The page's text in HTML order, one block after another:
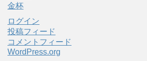
金杯
ログイン
投稿フィード
コメントフィード
WordPress.org